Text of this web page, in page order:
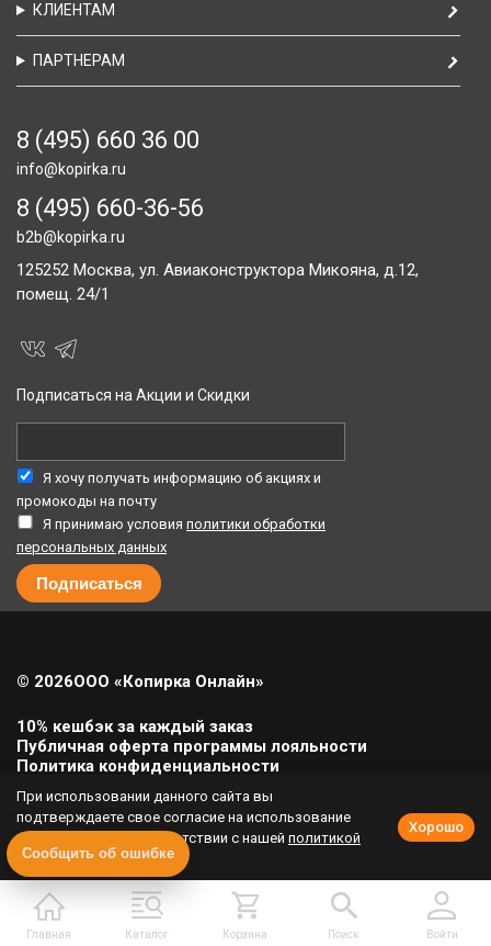
Главная Каталог Корзина Поиск Войти
КЛИЕНТАМ
ПАРТНЕРАМ
8 (495) 660 36 00
info@kopirka.ru
8 (495) 660-36-56
b2b@kopirka.ru
125252 Москва, ул. Авиаконструктора Микояна, д.12,
помещ. 24/1
Подписаться на Акции и Скидки
Я хочу получать информацию об акциях и
промокоды на почту
Я принимаю условия политики обработки
персональных данных
© 2026ООО «Копирка Онлайн»
10% кешбэк за каждый заказ
Публичная оферта программы лояльности
Политика конфиденциальности
Урегулирование претензий
Полная версия сайта
При использовании данного сайта вы
подтверждаете свое согласие на использование
cookie-файлов в соответствии с нашей политикой
приватности.
Хорошо
Сообщить об ошибке